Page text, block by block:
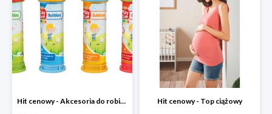
Hit cenowy - Akcesoria do robienia baniek Hit cenowy - Top ciążowy